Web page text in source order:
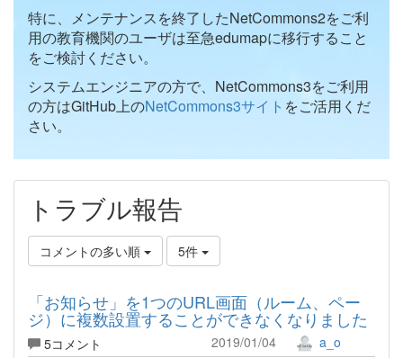
特に、メンテナンスを終了したNetCommons2をご利
用の教育機関のユーザは至急edumapに移行すること
をご検討ください。
システムエンジニアの方で、NetCommons3をご利用
の方はGitHub上のNetCommons3サイト をご活用くだ
さい。
トラブル報告
コメントの多い順 5件
「お知らせ」を1つのURL画面（ルーム、ペー
ジ）に複数設置することができなくなりました
5コメント 2019/01/04
a_o